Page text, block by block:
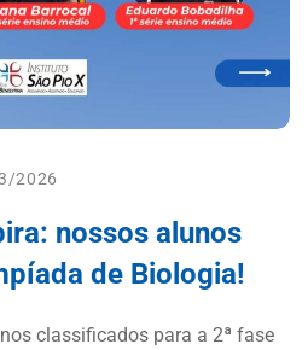
2026
nossos alunos
de Biologia!
classificados para a 2ª fase